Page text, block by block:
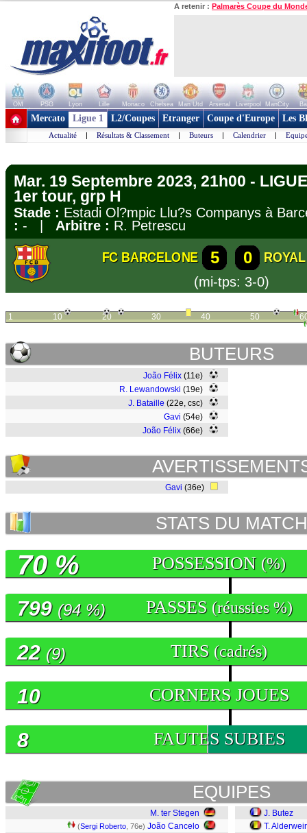
A retenir : Palmarès Coupe du
OM PSG Lyon Lille Monaco Chelsea Man Utd Arsenal Liverpool ManCity
+ de clubs
Mercato Ligue 1 L2/Coupes Etranger Coupe d'Europe Les
Actualité | Résultats & Classement | Buteurs | Calendrier |
Mar. 19 Septembre 2023, 21h00 -
1er tour, grp H
Stade : Estadi Ol?mpic Llu?s Companys à
: - | Arbitre : R. Petrescu
FC BARCELONE 5 0
(mi-tps: 3-0)
1 10 20 30 40 50
BUTEURS
João Félix (11e)
R. Lewandowski (19e)
J. Bataille (22e, csc)
Gavi (54e)
João Félix (66e)
Gavi (36e)
STATS DU MATCH
POSSESSION (%)
70 %
PASSES (réussies %)
799 (94 %)
TIRS (cadrés)
22 (9)
CORNERS JOUES
10
FAUTES SUBIES
8
EQUIPES
M. ter Stegen
(Sergi Roberto , 76e) João Cancelo
J. Butez
T.